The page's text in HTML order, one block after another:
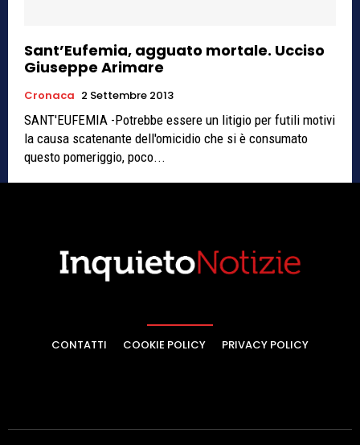
Sant’Eufemia, agguato mortale. Ucciso
Giuseppe Arimare
Cronaca 2 Settembre 2013
SANT'EUFEMIA -Potrebbe essere un litigio per futili motivi
la causa scatenante dell'omicidio che si è consumato
questo pomeriggio, poco...
CONTATTI COOKIE POLICY PRIVACY POLICY